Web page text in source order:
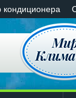
кондиционера